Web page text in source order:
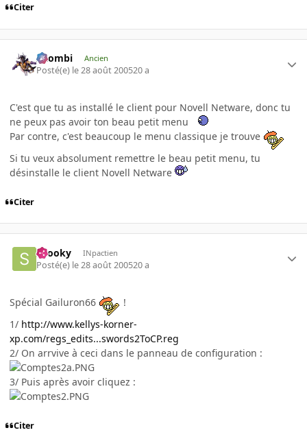
Citer
XZombi Ancien
Posté(e) le 28 août 200520 a
C'est que tu as installé le client pour Novell Netware, donc tu
ne peux pas avoir ton beau petit menu
Par contre, c'est beaucoup le menu classique je trouve
Si tu veux absolument remettre le beau petit menu, tu
désinstalle le client Novell Netware
Citer
snooky INpactien
Posté(e) le 28 août 200520 a
Spécial Gailuron66
!
1/ http://www.kellys-korner-
xp.com/regs_edits...swords2ToCP.reg
2/ On arrvive à ceci dans le panneau de configuration :
3/ Puis après avoir cliquez :
Citer